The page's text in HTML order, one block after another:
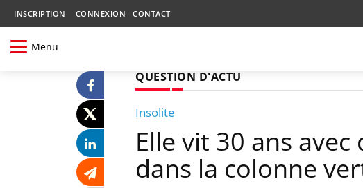
INSCRIPTION CONNEXION CONTACT
Menu
QUESTION D'ACTU
Insolite
Elle vit 30 ans
dans la colonne